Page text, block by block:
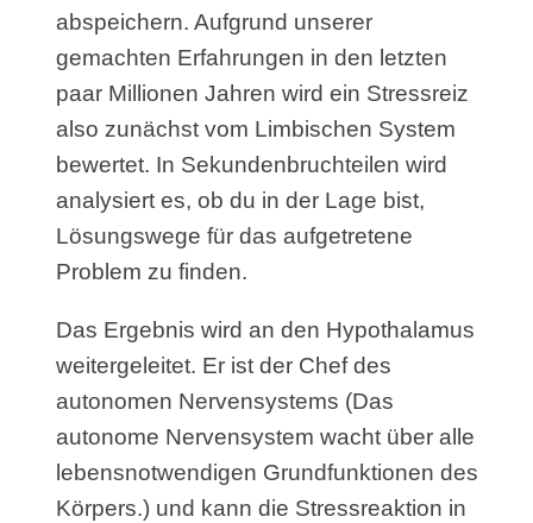
abspeichern. Aufgrund unserer
gemachten Erfahrungen in den letzten
paar Millionen Jahren wird ein Stressreiz
also zunächst vom Limbischen System
bewertet. In Sekundenbruchteilen wird
analysiert es, ob du in der Lage bist,
Lösungswege für das aufgetretene
Problem zu finden.
Das Ergebnis wird an den Hypothalamus
weitergeleitet. Er ist der Chef des
autonomen Nervensystems (Das
autonome Nervensystem wacht über alle
lebensnotwendigen Grundfunktionen des
Körpers.) und kann die Stressreaktion in